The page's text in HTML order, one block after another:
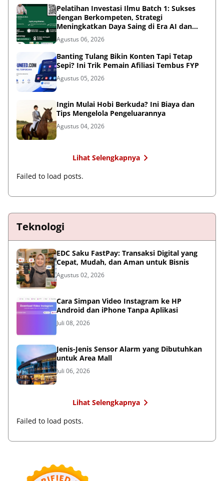
Pelatihan Investasi Ilmu Batch 1: Sukses
dengan Berkompeten, Strategi
Meningkatkan Daya Saing di Era AI dan
Persaingan Global
Agustus 06, 2026
Banting Tulang Bikin Konten Tapi Tetap
Sepi? Ini Trik Pemain Afiliasi Tembus FYP
Agustus 05, 2026
Ingin Mulai Hobi Berkuda? Ini Biaya dan
Tips Mengelola Pengeluarannya
Agustus 04, 2026
Lihat Selengkapnya
Failed to load posts.
Teknologi
EDC Saku FastPay: Transaksi Digital yang
Cepat, Mudah, dan Aman untuk Bisnis
Agustus 02, 2026
Cara Simpan Video Instagram ke HP
Android dan iPhone Tanpa Aplikasi
Juli 08, 2026
Jenis-Jenis Sensor Alarm yang Dibutuhkan
untuk Area Mall
Juli 06, 2026
Lihat Selengkapnya
Failed to load posts.